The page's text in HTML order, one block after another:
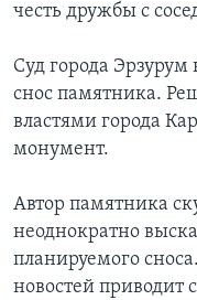
честь дружбы с
Суд города
снос памятника.
властями города
монумент.
Автор памятника
неоднократно
планируемого
новостей приводит